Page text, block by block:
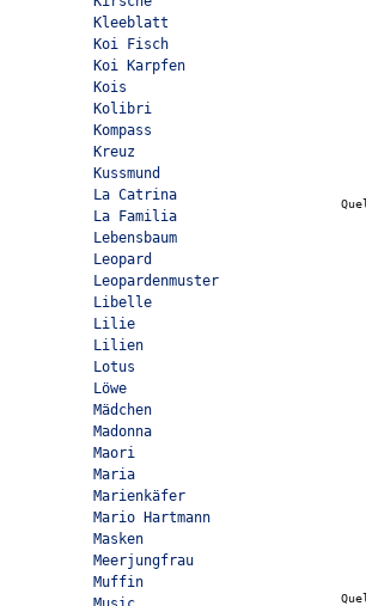
Kleeblatt
Koi Fisch
Koi Karpfen
Kois
Kolibri
Kompass
Kreuz
Kussmund
La Catrina
La Familia
Lebensbaum
Leopard
Leopardenmuster
Libelle
Lilie
Lilien
Lotus
Löwe
Mädchen
Madonna
Maori
Maria
Marienkäfer
Mario Hartmann
Masken
Meerjungfrau
Muffin